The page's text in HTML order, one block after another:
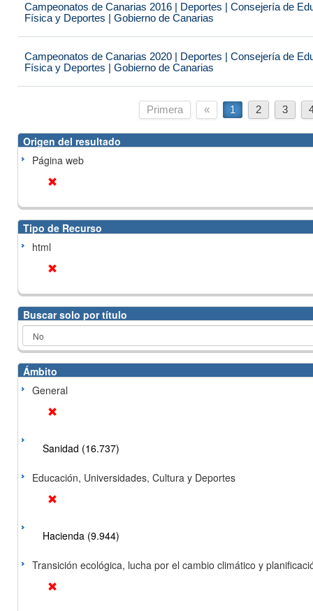
Campeonatos de Canarias 2016 | Deportes | Consejería de
Física y Deportes | Gobierno de Canarias
Campeonatos de Canarias 2020 | Deportes | Consejería de
Física y Deportes | Gobierno de Canarias
Primera « 1 2 3
Origen del resultado
Página web
Tipo de Recurso
html
Buscar solo por título
Ámbito
General
Sanidad (16.737)
Educación, Universidades, Cultura y Deportes
Hacienda (9.944)
Transición ecológica, lucha por el cambio climático y